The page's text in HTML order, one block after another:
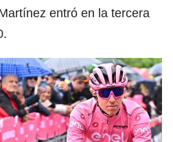
entró en la tercera